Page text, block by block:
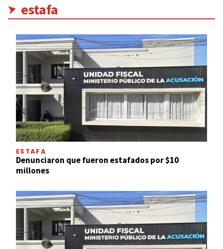
estafa
ESTAFA
Denunciaron que fueron estafados por $10
millones